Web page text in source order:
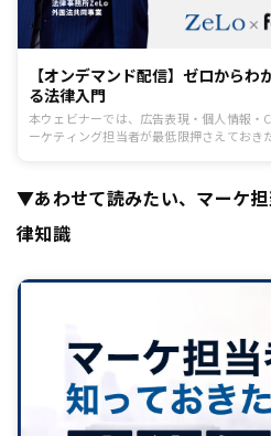
【オンデマンド配信】ゼロから
る法律入門
本ウェビナーでは、広告表現・個人情報・
ーケティング担当者が最低限押さえてお
▼あわせて読みたい、マーケ
律知識